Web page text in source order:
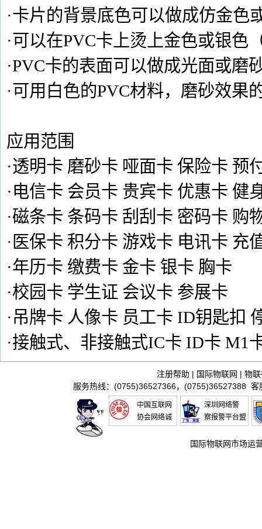
·卡片的背景底色可以做成仿金色
·可以在PVC卡上烫上金色或银色
·PVC卡的表面可以做成光面或磨
·可用白色的PVC材料，磨砂效果
应用范围
·透明卡 磨砂卡 哑面卡 保险卡 预
·电信卡 会员卡 贵宾卡 优惠卡 健
·磁条卡 条码卡 刮刮卡 密码卡 购
·医保卡 积分卡 游戏卡 电讯卡 充
·年历卡 缴费卡 金卡 银卡 胸卡
·校园卡 学生证 会议卡 参展卡
·吊牌卡 人像卡 员工卡 ID钥匙扣
·接触式、非接触式IC卡 ID卡 M1
注册帮助 | 国际物联网 | 物
服务热线：(0755)36527366，(0755)36527388 客
中国互联网
协会网络诚
深圳网络警
察报警平台盟
国际物联网市场运